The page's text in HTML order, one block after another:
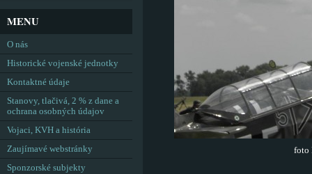
foto
MENU
O nás
Historické vojenské jednotky
Kontaktné údaje
Stanovy, tlačivá, 2 % z dane a
ochrana osobných údajov
Vojaci, KVH a história
Zaujímavé webstránky
Sponzorské subjekty